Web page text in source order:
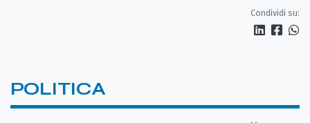
Condividi su:
POLITICA